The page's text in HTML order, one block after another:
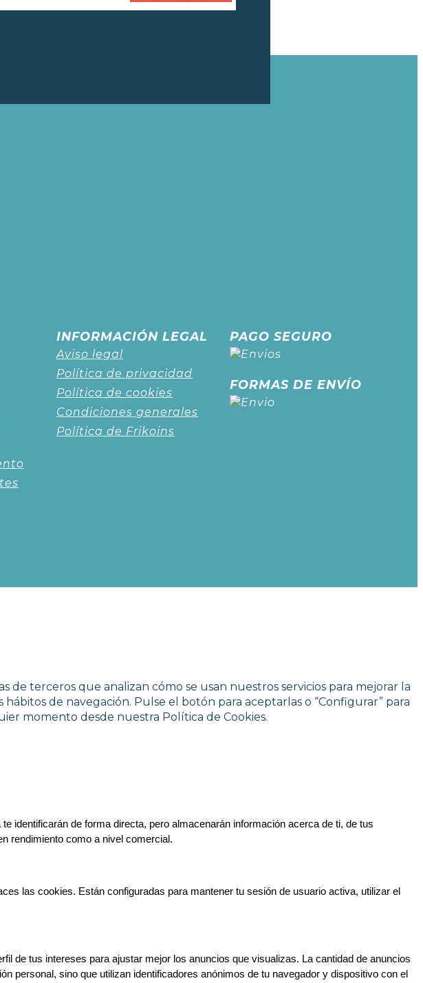
INFORMACIÓN LEGAL
Aviso legal
Política de privacidad
Política de cookies
Condiciones generales
Política de Frikoins
PAGO SEGURO
FORMAS DE ENVÍO
de terceros que analizan cómo se usan nuestros servicios para mejorar la
de navegación. Pulse el botón para aceptarlas o “Configurar” para
momento desde nuestra Política de Cookies.
identificarán de forma directa, pero almacenarán información acerca de ti, de tus
rendimiento como a nivel comercial.
las cookies. Están configuradas para mantener tu sesión de usuario activa, utilizar el
de tus intereses para ajustar mejor los anuncios que visualizas. La cantidad de anuncios
personal, sino que utilizan identificadores anónimos de tu navegador y dispositivo con el